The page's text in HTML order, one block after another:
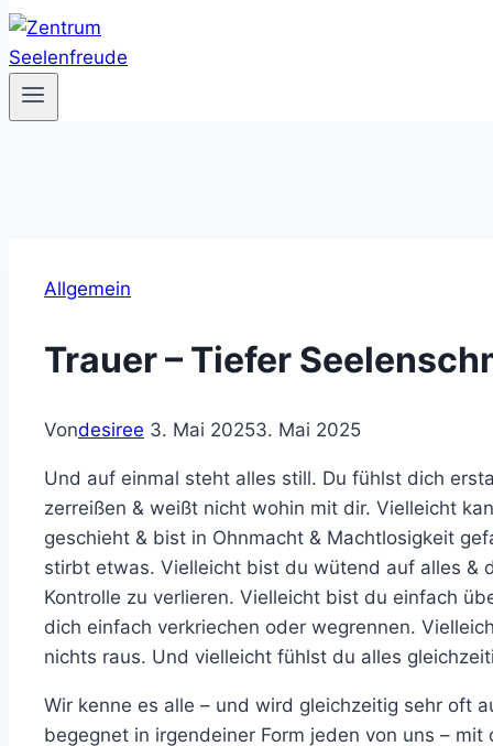
Allgemein
Trauer – Tiefer
Vondesiree 3. Mai 20253. Mai 2025
Und auf einmal steht alles still. Du fühlst dich
zerreißen & weißt nicht wohin mit dir. Vielleicht
geschieht & bist in Ohnmacht & Machtlosigkeit
stirbt etwas. Vielleicht bist du wütend auf alles &
Kontrolle zu verlieren. Vielleicht bist du einfach
dich einfach verkriechen oder wegrennen.
nichts raus. Und vielleicht fühlst du alles
Wir kenne es alle – und wird gleichzeitig sehr oft
begegnet in irgendeiner Form jeden von uns –